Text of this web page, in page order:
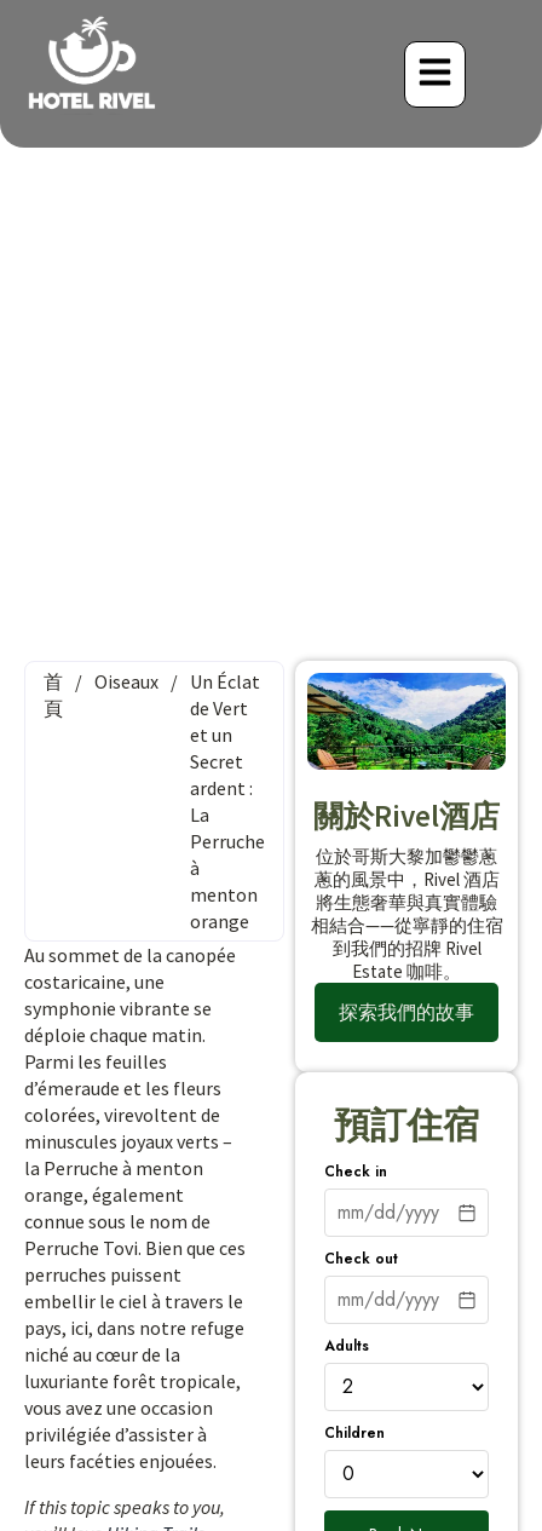
首
頁
/ Oiseaux / Un Éclat
de Vert
et un
Secret
ardent :
La
Perruche
à
menton
orange
Au sommet de la canopée
costaricaine, une
symphonie vibrante se
déploie chaque matin.
Parmi les feuilles
d’émeraude et les fleurs
colorées, virevoltent de
minuscules joyaux verts –
la Perruche à menton
orange, également
connue sous le nom de
Perruche Tovi. Bien que ces
perruches puissent
embellir le ciel à travers le
pays, ici, dans notre refuge
niché au cœur de la
luxuriante forêt tropicale,
vous avez une occasion
privilégiée d’assister à
leurs facéties enjouées.
If this topic speaks to you,
關於Rivel酒店
位於哥斯大黎加鬱鬱蔥
蔥的風景中，Rivel 酒店
將生態奢華與真實體驗
相結合——從寧靜的住宿
到我們的招牌 Rivel
Estate 咖啡。
探索我們的故事
預訂住宿
Check in
Check out
Adults
Children